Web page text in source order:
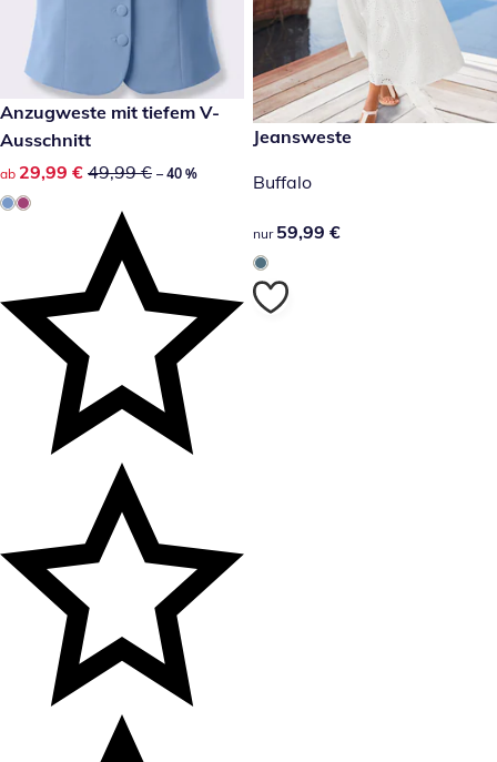
reduzierter Preis 29,99 €, vorheriger Preis: 49,99 €
-40 %
Anzugweste mit tiefem V-
Ausschnitt
reduzierter Preis 29,99 €, vorheriger Preis: 49,99 €
ab 29,99 € 49,99 € – 40 %
59,99 €
Jeansweste
Buffalo
59,99 €
nur 59,99 €